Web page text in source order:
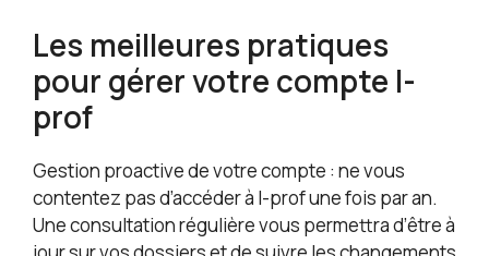
Les meilleures pratiques
pour gérer votre compte I-
prof
Gestion proactive de votre compte : ne vous
contentez pas d’accéder à I-prof une fois par an.
Une consultation régulière vous permettra d’être à